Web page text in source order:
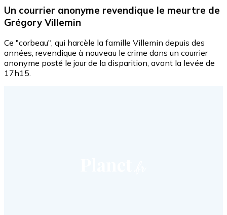
Un courrier anonyme revendique le meurtre de
Grégory Villemin
Ce "corbeau", qui harcèle la famille Villemin depuis des
années, revendique à nouveau le crime dans un courrier
anonyme posté le jour de la disparition, avant la levée de
17h15.